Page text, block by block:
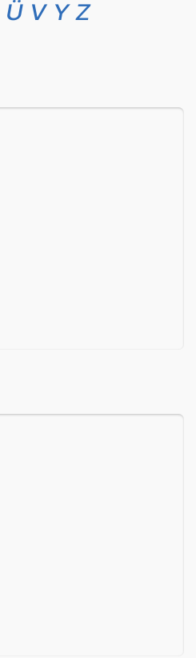
Ü V Y Z